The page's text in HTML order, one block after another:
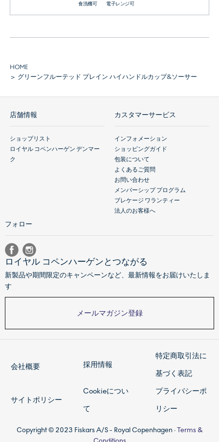
食洗機可 電子レンジ可
HOME
グリーンフルーテッド プレイン ハイハンドルカップ&ソーサー
店舗情報
ショップリスト
ロイヤル コペンハーゲン デンマー
ク
カスタマーサービス
インフォメーション
ショッピングガイド
包装について
よくあるご質問
お問い合わせ
メンバーシップ プログラム
ブレケージ ワランティー
法人のお客様へ
フォロー
ロイヤル コペンハーゲンとつながる
新製品や期間限定のキャンペーンなど、最新情報をお届けいたしま
す
メールマガジン登録
会社概要 採用情報
特定商取引法に
基づく表記
サイトポリシー
Cookieについ
て
プライバシーポ
リシー
Copyright © 2023 Fiskars A/S - Royal Copenhagen ·Terms &